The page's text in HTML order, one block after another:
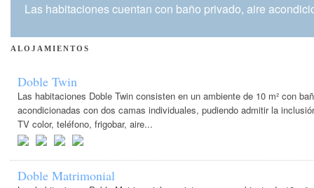
Las habitaciones cuentan con baño privado, aire
ALOJAMIENTOS
Doble Twin
Las habitaciones Doble Twin consisten en un ambiente de 10 m² con
acondicionadas con dos camas individuales, pudiendo admitir la
TV color, teléfono, frigobar, aire...
Doble Matrimonial